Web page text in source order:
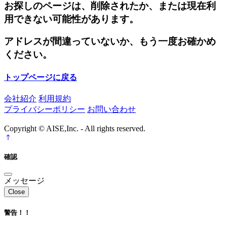
お探しのページは、削除されたか、または現在利
用できない可能性があります。
アドレスが間違っていないか、もう一度お確かめ
ください。
トップページに戻る
会社紹介 利用規約
プライバシーポリシー お問い合わせ
Copyright © AISE,Inc. - All rights reserved.
確認
メッセージ
Close
警告！！